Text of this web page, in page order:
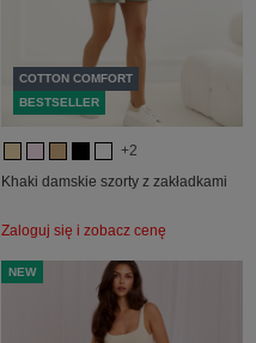
COTTON COMFORT
BESTSELLER
+2
Khaki damskie szorty z zakładkami
Zaloguj się i zobacz cenę
NEW